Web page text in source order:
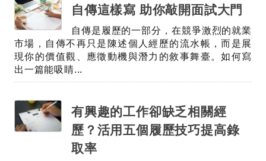
自傳這樣寫 助你敲開面試大門
自傳是履歷的一部分，在競爭激烈的就業
市場，自傳不再只是陳述個人經歷的流水帳，而是展
現你的價值觀、應徵動機與潛力的敘事舞臺。如何寫
出一篇能吸睛...
有興趣的工作卻缺乏相關經
歷？活用五個履歷技巧提高錄
取率